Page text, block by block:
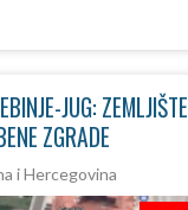
JUG:
ZGRADE
i Hercegovina